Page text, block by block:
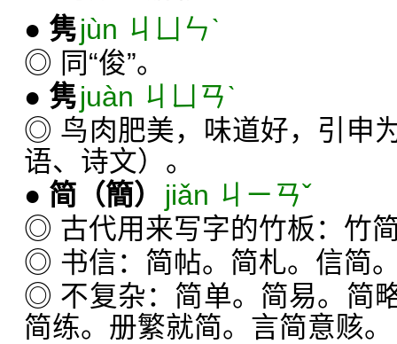
● 隽jùn ㄐㄩㄣˋ
◎ 同“俊”。
● 隽juàn ㄐㄩㄢˋ
◎ 鸟肉肥美，味道好，引申
语、诗文）。
● 简 （簡）
jiǎn ㄐㄧㄢˇ
◎ 古代用来写字的竹板：竹
◎ 书信：简帖。简札。信简
◎ 不复杂：简单。简易。简
简练。册繁就简。言简意赅。